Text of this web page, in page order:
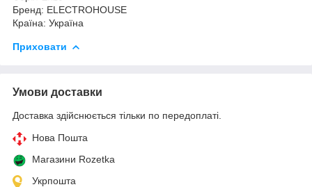
Бренд: ELECTROHOUSE
Країна: Україна
Приховати
Умови доставки
Доставка здійснюється тільки по передоплаті.
Нова Пошта
Магазини Rozetka
Укрпошта